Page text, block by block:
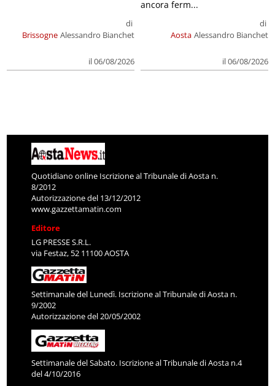
Brissogne
di
Alessandro Bianchet
il 06/08/2026
Aosta
di
Alessandro Bianchet
il 06/08/2026
ancora ferm...
Quotidiano online Iscrizione al Tribunale di Aosta n.
8/2012
Autorizzazione del 13/12/2012
www.gazzettamatin.com
Editore
LG PRESSE S.R.L.
via Festaz, 52 11100 AOSTA
Settimanale del Lunedì. Iscrizione al Tribunale di Aosta n.
9/2002
Autorizzazione del 20/05/2002
Settimanale del Sabato. Iscrizione al Tribunale di Aosta n.4
del 4/10/2016